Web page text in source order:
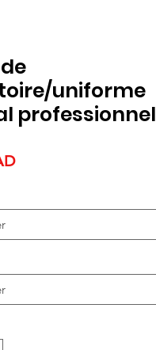
uniforme
professionnel
Prix